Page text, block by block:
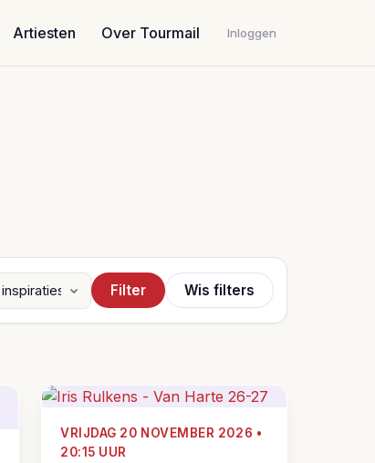
Artiesten Over Tourmail Inloggen
Filter Wis filters
VRIJDAG 20 NOVEMBER 2026 •
20:15 UUR